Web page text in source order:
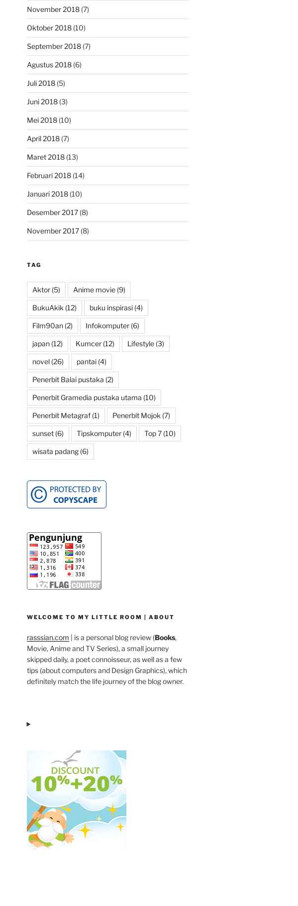
November 2018(7)
Oktober 2018(10)
September 2018(7)
Agustus 2018(6)
Juli 2018(5)
Juni 2018(3)
Mei 2018(10)
April 2018(7)
Maret 2018(13)
Februari 2018(14)
Januari 2018(10)
Desember 2017(8)
November 2017(8)
TAG
Aktor(5) Anime movie(9)
BukuAkik (12) buku inspirasi(4)
Film90an(2) Infokomputer(6)
japan(12) Kumcer(12) Lifestyle(3)
novel(26) pantai(4)
Penerbit Balai pustaka (2)
Penerbit Gramedia pustaka utama (10)
Penerbit Metagraf(1) Penerbit Mojok (7)
sunset(6) Tipskomputer(4) Top 7(10)
wisata padang(6)
WELCOME TO MY LITTLE ROOM | ABOUT
rasssian.com | is a personal blog review (Books,
Movie, Anime and TV Series), a small journey
skipped daily, a poet connoisseur, as well as a few
tips (about computers and Design Graphics), which
definitely match the life journey of the blog owner.